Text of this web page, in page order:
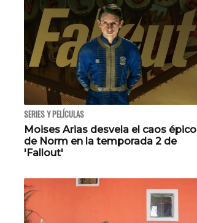
SERIES Y PELÍCULAS
Moises Arias desvela el caos épico
de Norm en la temporada 2 de
'Fallout'